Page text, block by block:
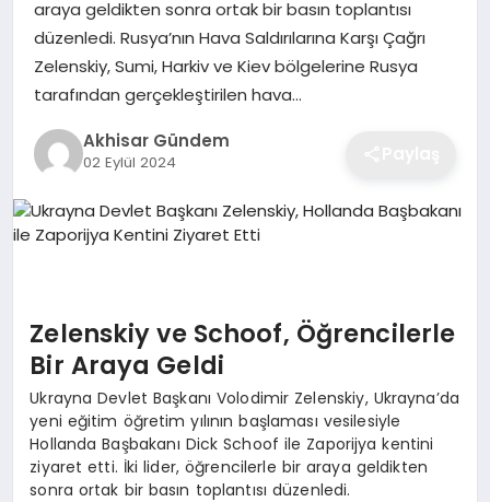
araya geldikten sonra ortak bir basın toplantısı
düzenledi. Rusya’nın Hava Saldırılarına Karşı Çağrı
Zelenskiy, Sumi, Harkiv ve Kiev bölgelerine Rusya
tarafından gerçekleştirilen hava…
Akhisar Gündem
02 Eylül 2024
Zelenskiy ve Schoof, Öğrencilerle
Bir Araya Geldi
Ukrayna Devlet Başkanı Volodimir Zelenskiy, Ukrayna’da
yeni eğitim öğretim yılının başlaması vesilesiyle
Hollanda Başbakanı Dick Schoof ile Zaporijya kentini
ziyaret etti. İki lider, öğrencilerle bir araya geldikten
sonra ortak bir basın toplantısı düzenledi.